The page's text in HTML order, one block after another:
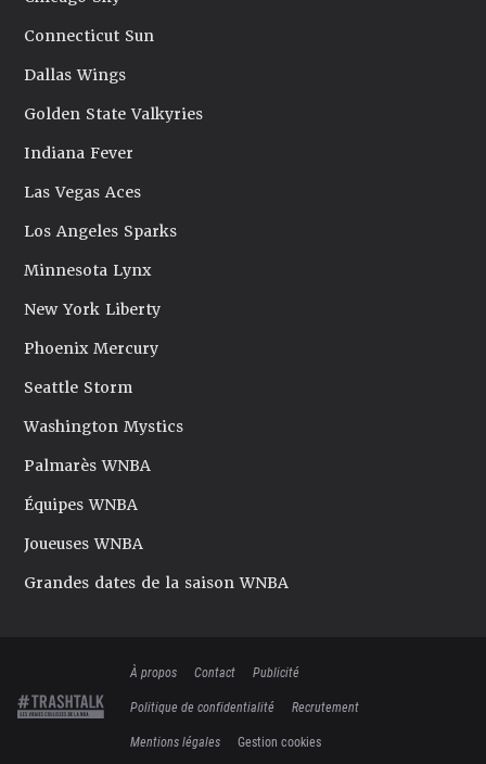
Connecticut Sun
Dallas Wings
Golden State Valkyries
Indiana Fever
Las Vegas Aces
Los Angeles Sparks
Minnesota Lynx
New York Liberty
Phoenix Mercury
Seattle Storm
Washington Mystics
Palmarès WNBA
Équipes WNBA
Joueuses WNBA
Grandes dates de la saison WNBA
À propos Contact
Publicité
Politique de confidentialité
Recrutement
Mentions légales
Gestion cookies